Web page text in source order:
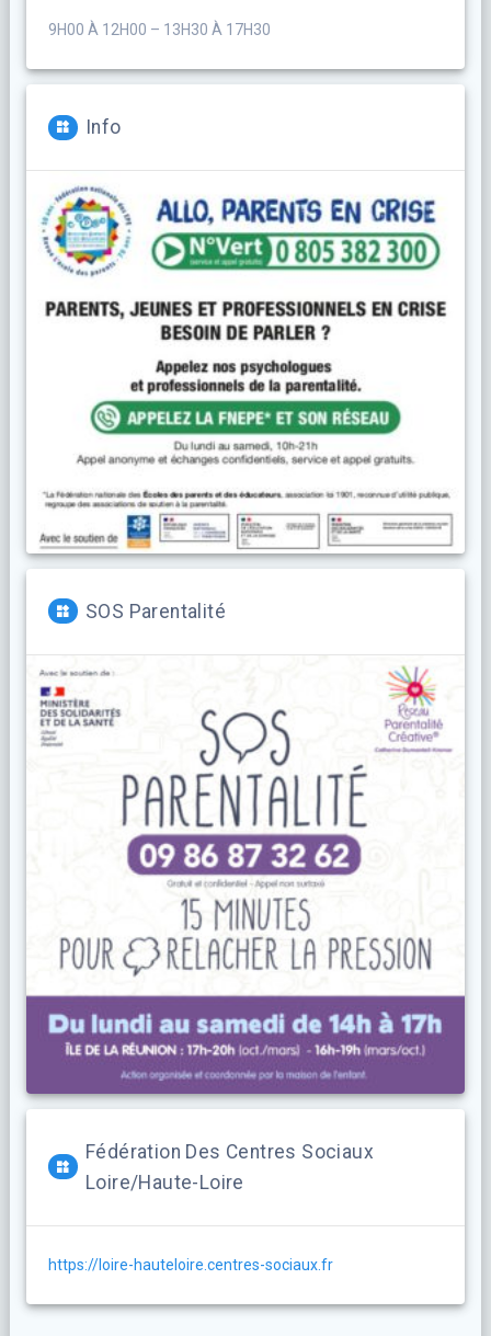
9H00 À 12H00 – 13H30 À 17H30
Info
SOS Parentalité
Fédération Des Centres Sociaux
Loire/Haute-Loire
https://loire-hauteloire.centres-sociaux.fr